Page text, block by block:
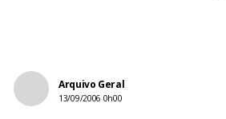
Arquivo Geral
13/09/2006 0h00